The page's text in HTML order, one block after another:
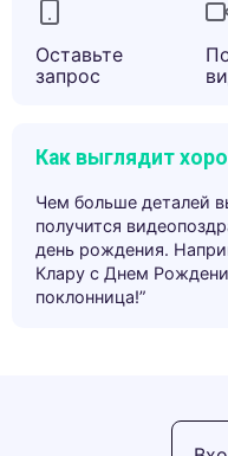
Оставьте
запрос
Как выглядит
Чем больше деталей
получится
день рождения.
Клару с Днем
поклонница!”